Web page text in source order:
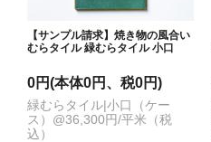
【サンプル請求】焼き物の風合い
むらタイル 緑むらタイル 小口
0円(本体0円、税0円)
緑むらタイル|小口（ケー
ス）@36,300円/平米（税
込）